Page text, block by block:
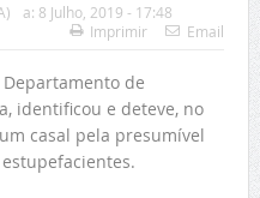
a: 8 Julho, 2019 - 17:48
Imprimir
Email
de
identificou e deteve, no
casal pela presumível